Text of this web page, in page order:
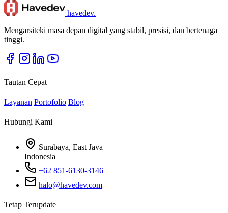
havedev.
Mengarsiteki masa depan digital yang stabil, presisi, dan bertenaga
tinggi.
Tautan Cepat
Layanan Portofolio Blog
Hubungi Kami
Surabaya, East Java
Indonesia
+62 851-6130-3146
halo@havedev.com
Tetap Terupdate